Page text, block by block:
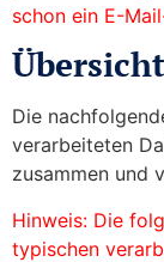
schon ein E-
Die
verarbeiteten
zusammen und
Hinweis: Die
typischen